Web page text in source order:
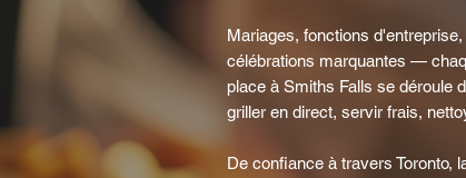
Mariages, fonctions
célébrations marquantes —
place à Smiths Falls se déroule
griller en direct, servir frais,
De confiance à travers Toronto,